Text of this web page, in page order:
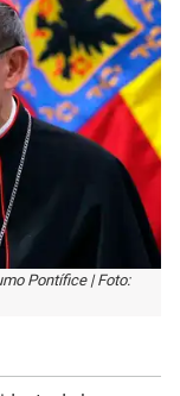
Pontífice | Foto: